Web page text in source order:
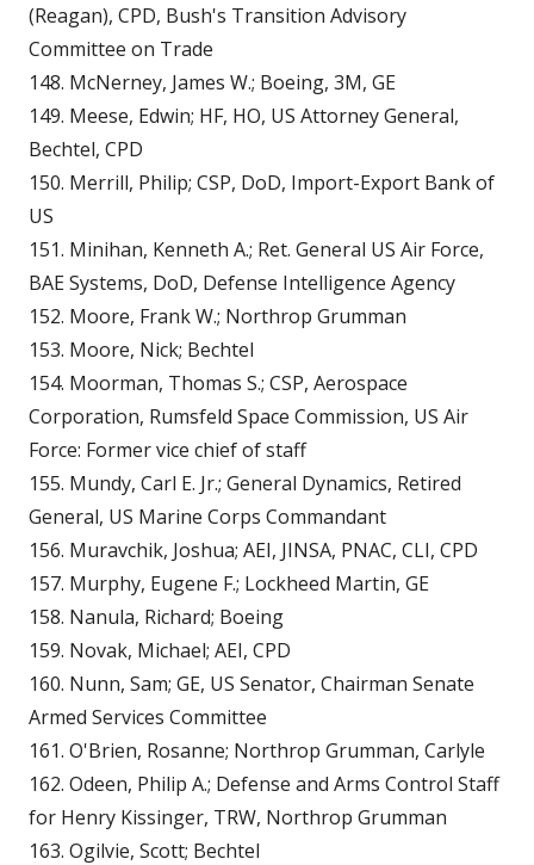
(Reagan), CPD, Bush's Transition Advisory
Committee on Trade
148. McNerney, James W.; Boeing, 3M, GE
149. Meese, Edwin; HF, HO, US Attorney General,
Bechtel, CPD
150. Merrill, Philip; CSP, DoD, Import-Export Bank of
US
151. Minihan, Kenneth A.; Ret. General US Air Force,
BAE Systems, DoD, Defense Intelligence Agency
152. Moore, Frank W.; Northrop Grumman
153. Moore, Nick; Bechtel
154. Moorman, Thomas S.; CSP, Aerospace
Corporation, Rumsfeld Space Commission, US Air
Force: Former vice chief of staff
155. Mundy, Carl E. Jr.; General Dynamics, Retired
General, US Marine Corps Commandant
156. Muravchik, Joshua; AEI, JINSA, PNAC, CLI, CPD
157. Murphy, Eugene F.; Lockheed Martin, GE
158. Nanula, Richard; Boeing
159. Novak, Michael; AEI, CPD
160. Nunn, Sam; GE, US Senator, Chairman Senate
Armed Services Committee
161. O'Brien, Rosanne; Northrop Grumman, Carlyle
162. Odeen, Philip A.; Defense and Arms Control Staff
for Henry Kissinger, TRW, Northrop Grumman
163. Ogilvie, Scott; Bechtel